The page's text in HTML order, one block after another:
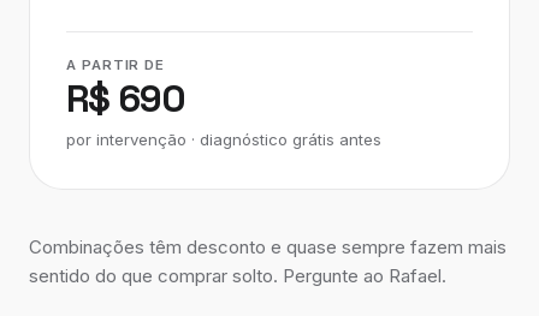
A PARTIR DE
R$ 690
por intervenção · diagnóstico grátis antes
Combinações têm desconto e quase sempre fazem mais
sentido do que comprar solto. Pergunte ao Rafael.